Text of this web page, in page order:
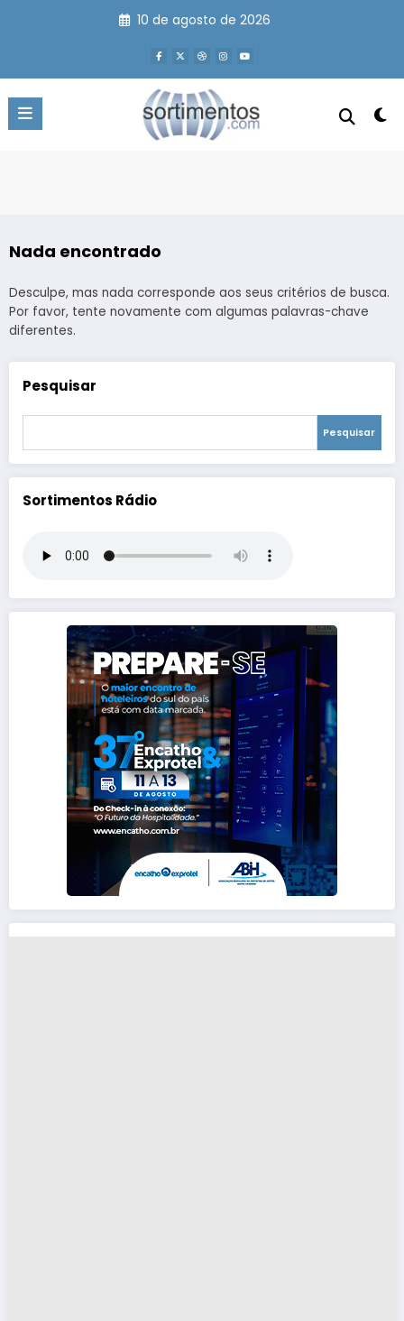
10 de agosto de 2026
Nada encontrado
Desculpe, mas nada corresponde aos seus critérios de busca.
Por favor, tente novamente com algumas palavras-chave
diferentes.
Pesquisar
Pesquisar
Sortimentos Rádio